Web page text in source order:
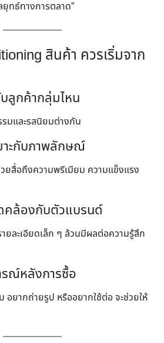
ทธ์ทางการตลาด”
สินค้า ควรเริ่มจาก
ลูกค้ากลุ่มไหน
มและรสนิยมต่างกัน
าะกับภาพลักษณ์
ยสื่อถึงความพรีเมียม ความแข็งแรง
คล้องกับตัวแบรนด์
ยละเอียดเล็ก ๆ ล้วนมีผลต่อความรู้สึก
ณ์หลังการซื้อ
อยากถ่ายรูป หรืออยากใช้ต่อ จะช่วยให้